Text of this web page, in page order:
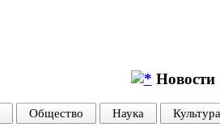
Новости
Общество Наука Культура